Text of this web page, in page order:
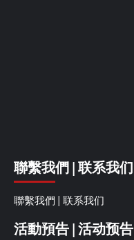
聯繫我們 | 联系我们
聯繫我們 | 联系我们
活動預告 | 活动预告